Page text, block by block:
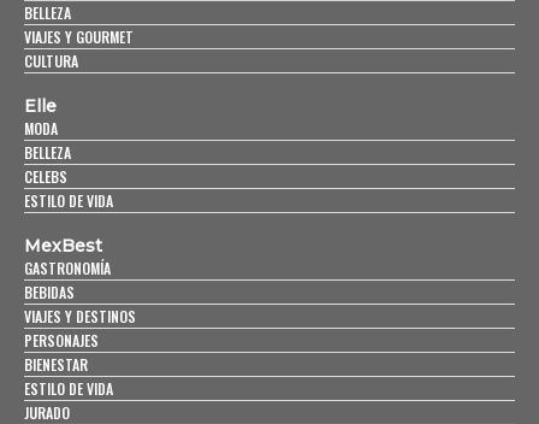
BELLEZA
VIAJES Y GOURMET
CULTURA
Elle
MODA
BELLEZA
CELEBS
ESTILO DE VIDA
MexBest
GASTRONOMÍA
BEBIDAS
VIAJES Y DESTINOS
PERSONAJES
BIENESTAR
ESTILO DE VIDA
JURADO